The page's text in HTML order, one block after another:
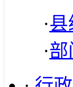
·县
·部